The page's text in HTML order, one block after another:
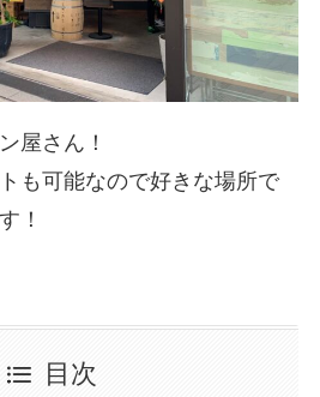
屋さん！
も可能なので好きな場所で
！
目次